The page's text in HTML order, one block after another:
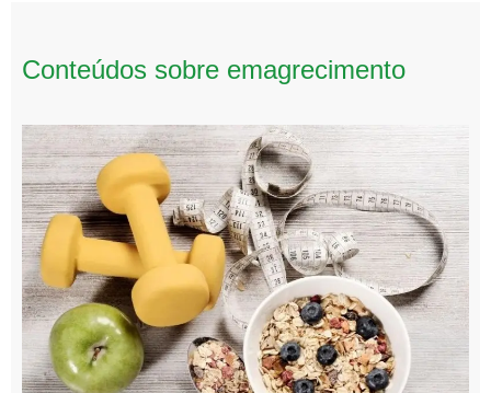
Conteúdos sobre emagrecimento